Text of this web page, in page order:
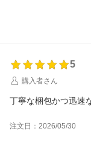
5
購入者さん
丁寧な梱包かつ迅速
注文日：2026/05/30